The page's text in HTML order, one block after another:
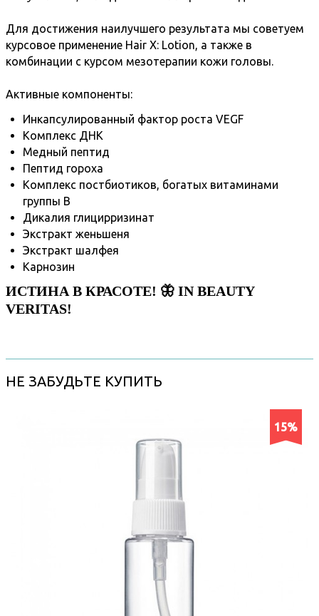
Для достижения наилучшего результата мы советуем
курсовое применение Hair X: Lotion, а также в
комбинации с курсом мезотерапии кожи головы.
Активные компоненты:
Инкапсулированный фактор роста VEGF
Комплекс ДНК
Медный пептид
Пептид гороха
Комплекс постбиотиков, богатых витаминами
группы B
Дикалия глицирризинат
Экстракт женьшеня
Экстракт шалфея
Карнозин
ИСТИНА В КРАСОТЕ! 🦋 IN BEAUTY
VERITAS!
НЕ ЗАБУДЬТЕ КУПИТЬ
15%